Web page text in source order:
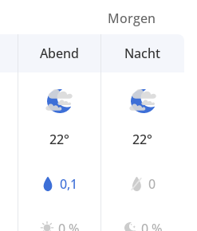
Abend
22°
0,1
Morgen
Nacht
22°
0